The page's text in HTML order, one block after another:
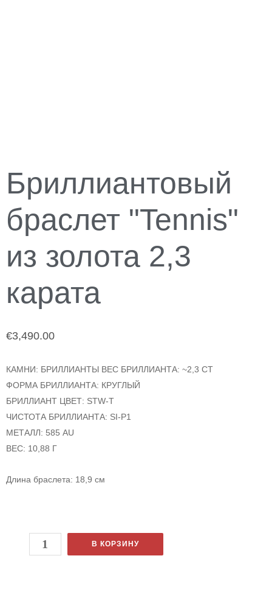
Бриллиантовый
браслет "Tennis"
из золота 2,3
карата
€3,490.00
КАМНИ: БРИЛЛИАНТЫ ВЕС БРИЛЛИАНТА: ~2,3 CT
ФОРМА БРИЛЛИАНТА: КРУГЛЫЙ
БРИЛЛИАНТ ЦВЕТ: STW-T
ЧИСТОТА БРИЛЛИАНТА: SI-P1
МЕТАЛЛ: 585 AU
ВЕС: 10,88 Г
Длина браслета: 18,9 см
В КОРЗИНУ